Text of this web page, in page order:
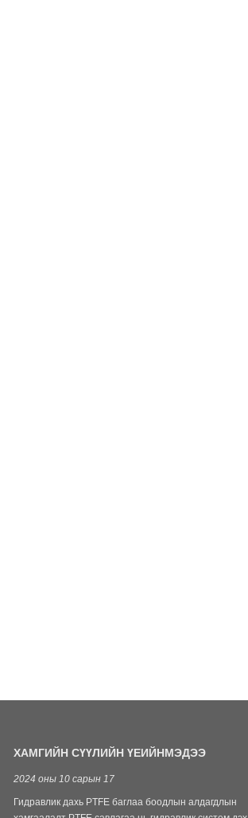
ХАМГИЙН СҮҮЛИЙН ҮЕИЙНМЭДЭЭ
2024 оны 10 сарын 17
Гидравлик дахь PTFE баглаа боодлын алдагдлын